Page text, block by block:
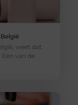
weet dat
van de